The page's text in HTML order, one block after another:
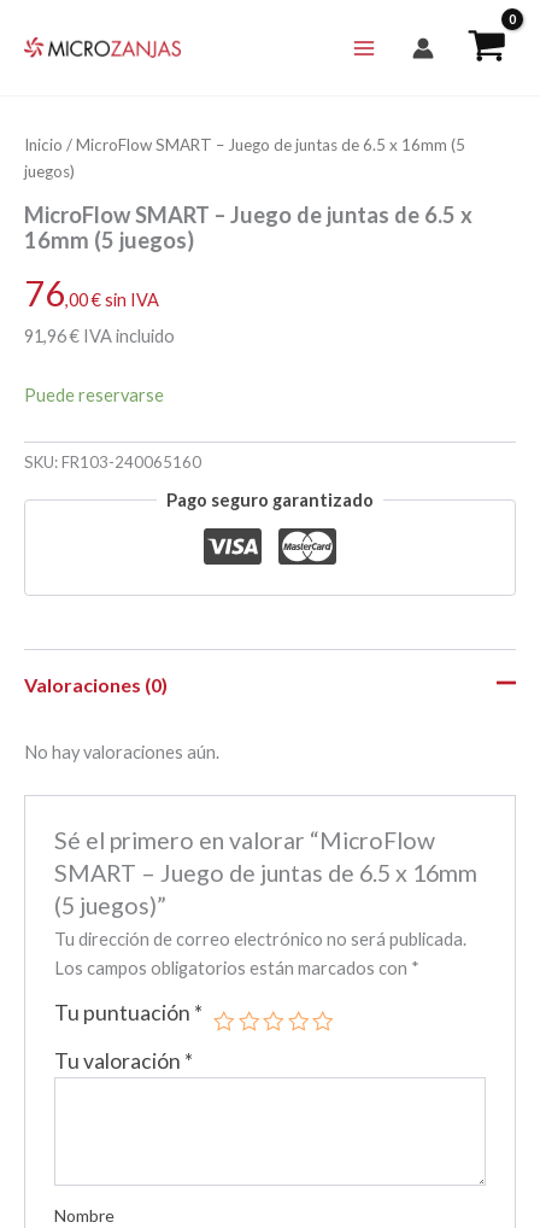
Inicio / MicroFlow SMART – Juego de juntas de 6.5 x 16mm (5
juegos)
MicroFlow SMART – Juego de juntas de 6.5 x
16mm (5 juegos)
76,00€sin IVA
91,96€ IVA incluido
Puede reservarse
SKU:FR103-240065160
Pago seguro garantizado
Valoraciones (0)
No hay valoraciones aún.
Sé el primero en valorar “MicroFlow
SMART – Juego de juntas de 6.5 x 16mm
(5 juegos)”
Tu dirección de correo electrónico no será publicada.
Los campos obligatorios están marcados con *
Tu puntuación *
Tu valoración *
Nombre